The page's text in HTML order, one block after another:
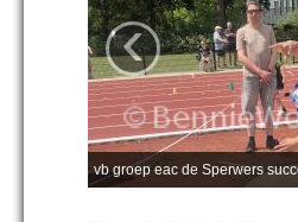
vb groep eac de Sperwers
‹